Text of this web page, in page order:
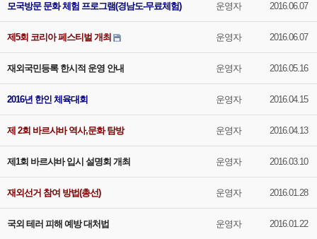
모국방문 문화 체험 프로그램(경남도-무료체험) 운영자 2016.06.07
제5회 코리아 페스티벌 개최 운영자 2016.06.07
재외국민등록 한시적 운영 안내 운영자 2016.05.16
2016년 한인 체육대회 운영자 2016.04.15
제 2회 바르샤바 역사,문화 탐방 운영자 2016.04.13
제1회 바르샤바 입시 설명회 개최 운영자 2016.03.10
재외선거 참여 방법(총선) 운영자 2016.01.28
국외 테러 피해 예방 대처법 운영자 2016.01.22